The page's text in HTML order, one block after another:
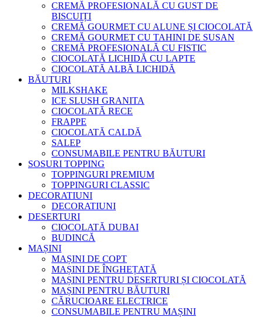
CREMĂ PROFESIONALĂ CU GUST DE
BISCUIȚI
CREMĂ GOURMET CU ALUNE ȘI CIOCOLATĂ
CREMĂ GOURMET CU TAHINI DE SUSAN
CREMĂ PROFESIONALĂ CU FISTIC
CIOCOLATĂ LICHIDĂ CU LAPTE
CIOCOLATĂ ALBĂ LICHIDĂ
BĂUTURI
MILKSHAKE
ICE SLUSH GRANITA
CIOCOLATĂ RECE
FRAPPE
CIOCOLATĂ CALDĂ
SALEP
CONSUMABILE PENTRU BĂUTURI
SOSURI TOPPING
TOPPINGURI PREMIUM
TOPPINGURI CLASSIC
DECORATIUNI
DECORATIUNI
DESERTURI
CIOCOLATĂ DUBAI
BUDINCĂ
MAȘINI
MAȘINI DE COPT
MAȘINI DE ÎNGHEȚATĂ
MAȘINI PENTRU DESERTURI ȘI CIOCOLATĂ
MAȘINI PENTRU BĂUTURI
CĂRUCIOARE ELECTRICE
CONSUMABILE PENTRU MAȘINI